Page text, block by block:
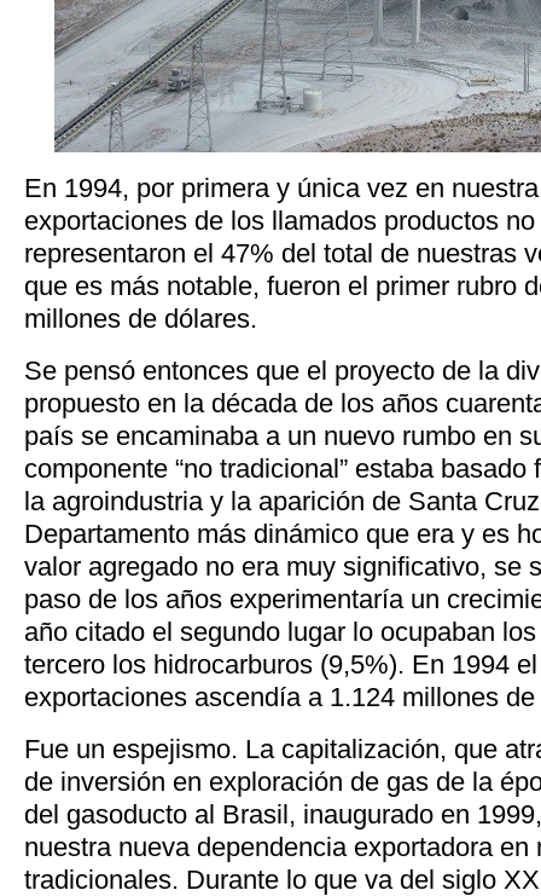
En 1994, por primera y única vez en
exportaciones de los llamados productos
representaron el 47% del total de nuestras
que es más notable, fueron el primer rubro
millones de dólares.
Se pensó entonces que el proyecto de la
propuesto en la década de los años
país se encaminaba a un nuevo rumbo en
componente “no tradicional” estaba
la agroindustria y la aparición de Santa
Departamento más dinámico que era y es
valor agregado no era muy significativo, se
paso de los años experimentaría un
año citado el segundo lugar lo ocupaban
tercero los hidrocarburos (9,5%). En 1994
exportaciones ascendía a 1.124 millones
Fue un espejismo. La capitalización, que
de inversión en exploración de gas de la
del gasoducto al Brasil, inaugurado en
nuestra nueva dependencia exportadora en
tradicionales. Durante lo que va del siglo